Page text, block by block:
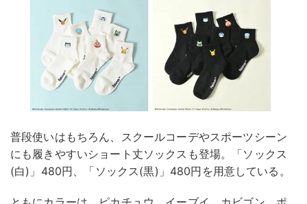
普段使いはもちろん、スクールコーデやスポーツシーン
にも履きやすいショート丈ソックスも登場。「ソックス
(白)」480円、「ソックス(黒)」480円を用意している。